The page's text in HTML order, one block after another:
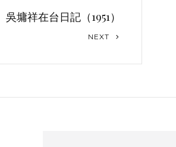
吳墉祥在台日記（1951）
NEXT